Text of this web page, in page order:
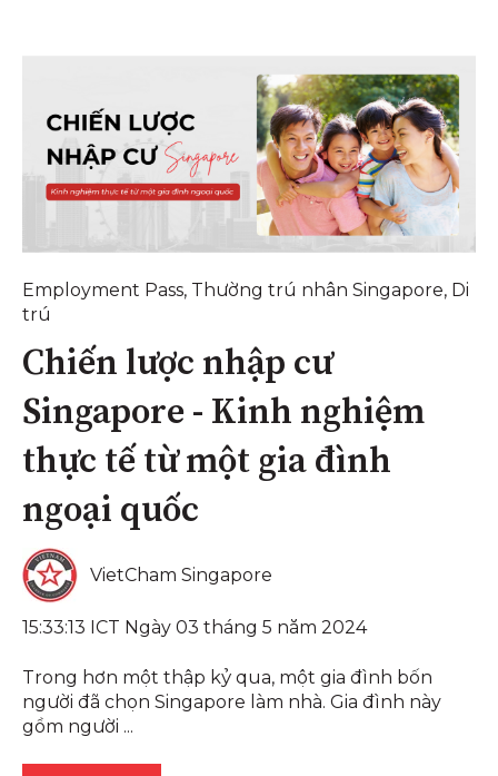
Employment Pass, Thường trú nhân Singapore, Di
trú
Chiến lược nhập cư
Singapore - Kinh nghiệm
thực tế từ một gia đình
ngoại quốc
VietCham Singapore
15:33:13 ICT Ngày 03 tháng 5 năm 2024
Trong hơn một thập kỷ qua, một gia đình bốn
người đã chọn Singapore làm nhà. Gia đình này
gồm người ...